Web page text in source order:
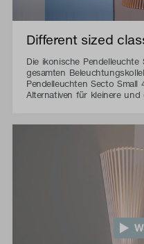
Different sized
Die ikonische
gesamten
Pendelleuchten Secto
Alternativen für kleinere und